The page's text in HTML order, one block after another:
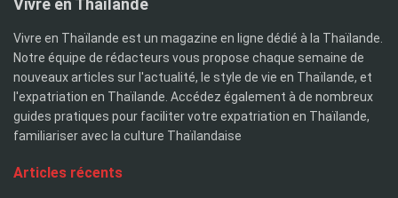
Vivre en Thaïlande
Vivre en Thaïlande est un magazine en ligne dédié à la Thaïlande.
Notre équipe de rédacteurs vous propose chaque semaine de
nouveaux articles sur l'actualité, le style de vie en Thaïlande, et
l'expatriation en Thaïlande. Accédez également à de nombreux
guides pratiques pour faciliter votre expatriation en Thaïlande,
familiariser avec la culture Thaïlandaise
Articles récents